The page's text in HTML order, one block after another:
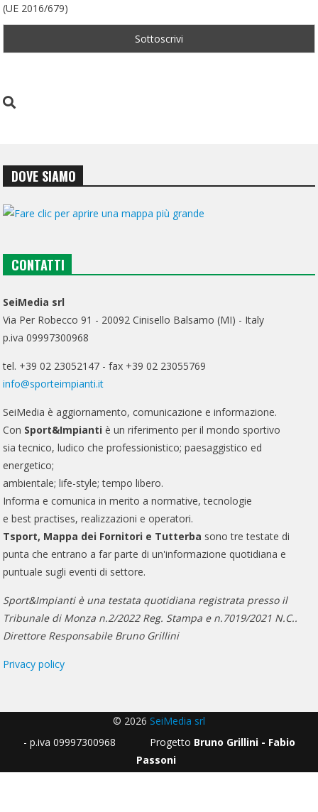
(UE 2016/679)
DOVE SIAMO
CONTATTI
SeiMedia srl
Via Per Robecco 91 - 20092 Cinisello Balsamo (MI) - Italy
p.iva 09997300968
tel. +39 02 23052147 - fax +39 02 23055769
info@sporteimpianti.it
SeiMedia è aggiornamento, comunicazione e informazione.
Con Sport&Impianti è un riferimento per il mondo sportivo
sia tecnico, ludico che professionistico; paesaggistico ed
energetico;
ambientale; life-style; tempo libero.
Informa e comunica in merito a normative, tecnologie
e best practises, realizzazioni e operatori.
Tsport, Mappa dei Fornitori e Tutterba sono tre testate di
punta che entrano a far parte di un'informazione quotidiana e
puntuale sugli eventi di settore.
Sport&Impianti è una testata quotidiana registrata presso il
Tribunale di Monza n.2/2022 Reg. Stampa e n.7019/2021 N.C..
Direttore Responsabile Bruno Grillini
Privacy policy
© 2026 SeiMedia srl
- p.iva 09997300968 Progetto Bruno Grillini - Fabio
Passoni